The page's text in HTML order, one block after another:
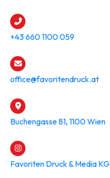
+43 660 1100 059
office@favoritendruck.at
Buchengasse 81, 1100 Wien
Favoriten Druck & Media KG